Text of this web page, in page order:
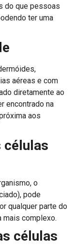
do que pessoas
ter uma
aéreas e com
diretamente ao
encontrado na
aos
células
o
pode
qualquer parte do
mais complexo.
células